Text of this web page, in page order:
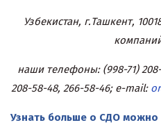
Узбекистан, г.Ташкент,
наши телефоны: (998-71)
208-58-48, 266-58-46; e-mail:
Узнать больше о СДО можно